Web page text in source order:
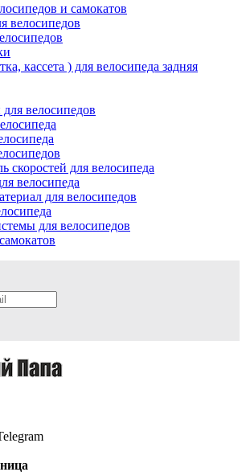
и самокатов
велосипедов
кассета ) для велосипеда задняя
велосипедов
скоростей для велосипеда
велосипеда
для велосипедов
для велосипедов